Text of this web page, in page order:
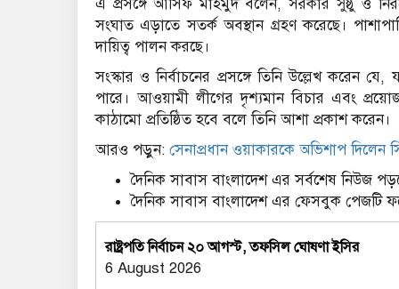
এ প্রসঙ্গে আসিফ মাহমুদ বলেন, সরকার সুষ্ঠু ও
সংঘাত এড়াতে সতর্ক অবস্থান গ্রহণ করেছে।
দায়িত্ব পালন করছে।
সংস্কার ও নির্বাচনের প্রসঙ্গে তিনি উল্লেখ করেন
পারে। আওয়ামী লীগের দৃশ্যমান বিচার এবং
কাঠামো প্রতিষ্ঠিত হবে বলে তিনি আশা প্রকাশ করেন।
আরও পড়ুন: সেনাপ্রধান ওয়াকারকে অভিশাপ দিলেন
দৈনিক সাবাস বাংলাদেশ এর সর্বশেষ নিউজ
দৈনিক সাবাস বাংলাদেশ এর ফেসবুক
রাষ্ট্রপতি নির্বাচন ২০ আগস্ট, তফসিল ঘোষণা ইসির
6 August 2026